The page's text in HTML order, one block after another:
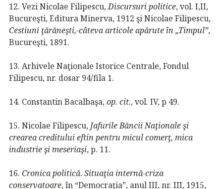
12. Vezi Nicolae Filipescu, Discursuri politice, vol. I,II,
Bucureşti, Editura Minerva, 1912 şi Nicolae Filipescu,
Cestiuni ţărăneşti,-câteva articole apărute în „Timpul”,
Bucureşti, 1891.
13. Arhivele Naţionale Istorice Centrale, Fondul
Filipescu, nr. dosar 94/fila 1.
14. Constantin Bacalbaşa, op. cit., vol. IV, p 49.
15. Nicolae Filipescu, Jafurile Băncii Naţionale şi
crearea creditului eftin pentru micul comerţ, mica
industrie şi meseriaşi, p. 11.
16. Cronica politică. Situaţia internă-criza
conservatoare, în “Democraţia”, anul III, nr. III, 1915,